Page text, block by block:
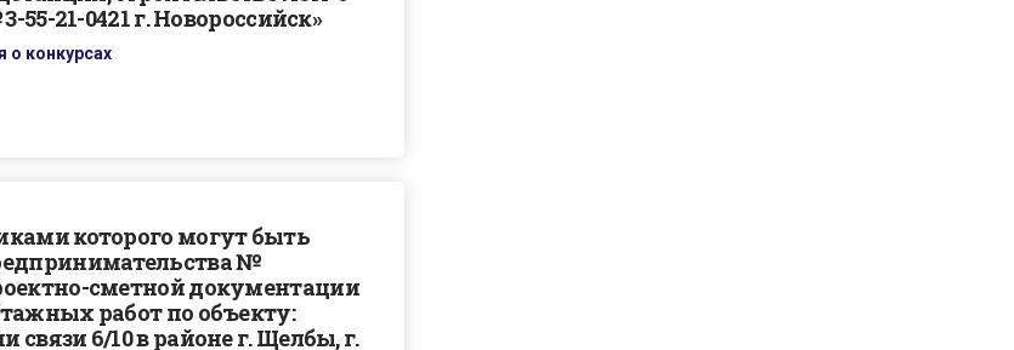
55-21-0421 г. Новороссийск»
о конкурсах
которого могут быть
№
сметной документации
работ по объекту:
связи 6/10 в районе г. Щелбы, г.